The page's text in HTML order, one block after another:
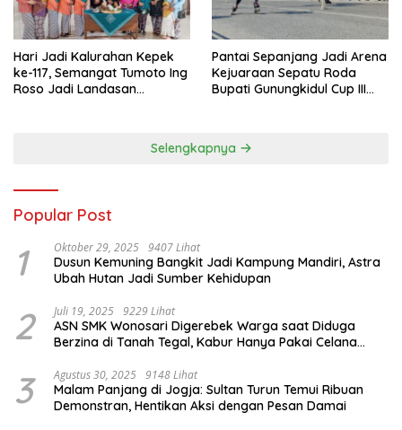
Hari Jadi Kalurahan Kepek
ke-117, Semangat Tumoto Ing
Roso Jadi Landasan
Pantai Sepanjang Jadi Arena
Kejuaraan Sepatu Roda
Bupati Gunungkidul Cup III
Selengkapnya
Popular Post
1 Oktober 29, 2025 9407 Lihat
Dusun Kemuning Bangkit Jadi Kampung Mandiri, Astra
Ubah Hutan Jadi Sumber Kehidupan
2 Juli 19, 2025 9229 Lihat
ASN SMK Wonosari Digerebek Warga saat Diduga
Berzina di Tanah Tegal, Kabur Hanya Pakai Celana
3 Agustus 30, 2025 9148 Lihat
Malam Panjang di Jogja: Sultan Turun Temui Ribuan
Demonstran, Hentikan Aksi dengan Pesan Damai